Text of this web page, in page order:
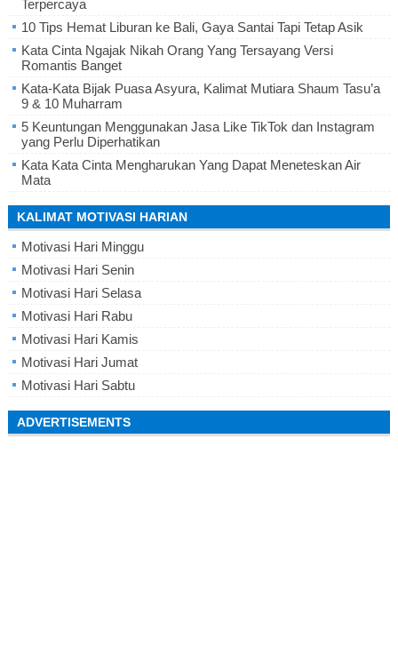
Terpercaya
10 Tips Hemat Liburan ke Bali, Gaya Santai Tapi Tetap Asik
Kata Cinta Ngajak Nikah Orang Yang Tersayang Versi
Romantis Banget
Kata-Kata Bijak Puasa Asyura, Kalimat Mutiara Shaum Tasu’a
9 & 10 Muharram
5 Keuntungan Menggunakan Jasa Like TikTok dan Instagram
yang Perlu Diperhatikan
Kata Kata Cinta Mengharukan Yang Dapat Meneteskan Air
Mata
KALIMAT MOTIVASI HARIAN
Motivasi Hari Minggu
Motivasi Hari Senin
Motivasi Hari Selasa
Motivasi Hari Rabu
Motivasi Hari Kamis
Motivasi Hari Jumat
Motivasi Hari Sabtu
ADVERTISEMENTS